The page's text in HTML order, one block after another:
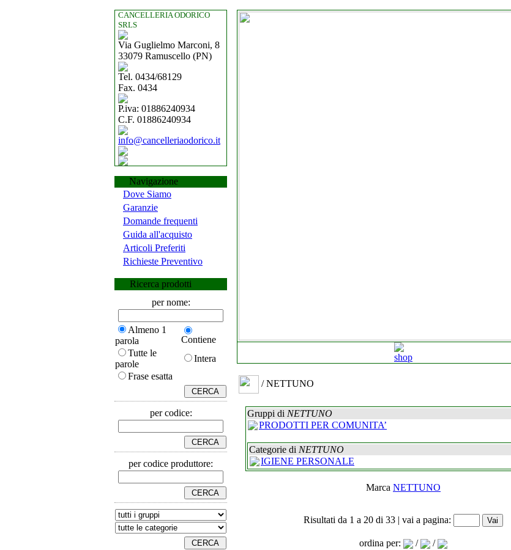
CANCELLERIA ODORICO
SRLS
Via Guglielmo Marconi, 8
33079 Ramuscello (PN)
Tel. 0434/68129
Fax. 0434
P.iva: 01886240934
C.F. 01886240934
info@cancelleriaodorico.it
Navigazione
Dove Siamo
Garanzie
Domande frequenti
Guida all'acquisto
Articoli Preferiti
Richieste Preventivo
Ricerca prodotti
per nome:
Almeno 1
parola
Contiene
Tutte le
parole
Intera
Frase esatta
per codice:
per codice produttore:
/ NETTUNO
Gruppi di NETTUNO
PRODOTTI PER COMUNITA’
Categorie di NETTUNO
IGIENE PERSONALE
Marca NETTUNO
Risultati da 1 a 20 di 33 | vai a pagina:
ordina per: / /